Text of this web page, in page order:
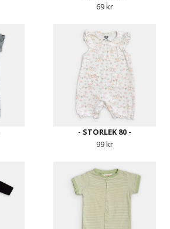
69 kr
- STORLEK 80 -
99 kr